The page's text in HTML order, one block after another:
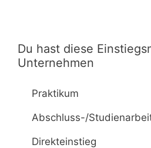
Du hast diese
Unternehmen
Praktikum
Abschluss-/
Direkteinstieg